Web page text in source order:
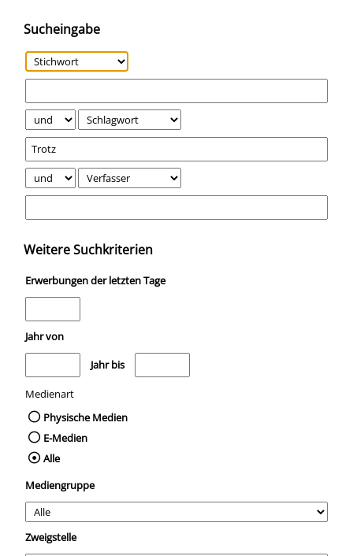
Sucheingabe
Weitere Suchkriterien
Erwerbungen der letzten Tage
Jahr von
Medien anzeigen, die nach dem Jahr veröffentlicht wurden
Jahr bis
Medienart
Physische Medien
E-Medien
Alle
Mediengruppe
Zweigstelle